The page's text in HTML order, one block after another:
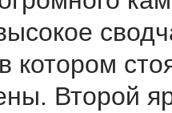
котором
Второй